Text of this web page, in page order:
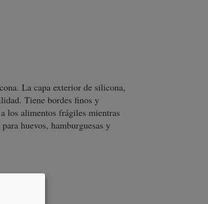
La capa exterior de silicona,
Tiene bordes finos y
los alimentos frágiles mientras
huevos, hamburguesas y